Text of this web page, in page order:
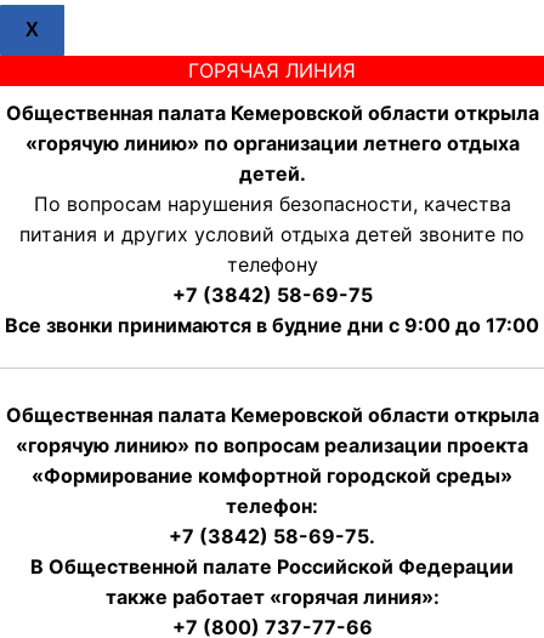
X
ГОРЯЧАЯ ЛИНИЯ
Общественная палата Кемеровской области открыла
«горячую линию» по организации летнего отдыха
детей.
По вопросам нарушения безопасности, качества
питания и других условий отдыха детей звоните по
телефону
+7 (3842) 58-69-75
Все звонки принимаются в будние дни с 9:00 до 17:00
Общественная палата Кемеровской области открыла
«горячую линию» по вопросам реализации проекта
«Формирование комфортной городской среды»
телефон:
+7 (3842) 58-69-75.
В Общественной палате Российской Федерации
также работает «горячая линия»:
+7 (800) 737-77-66